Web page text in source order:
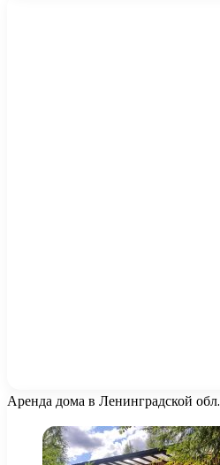
Аренда дома в Ленинградской обл.